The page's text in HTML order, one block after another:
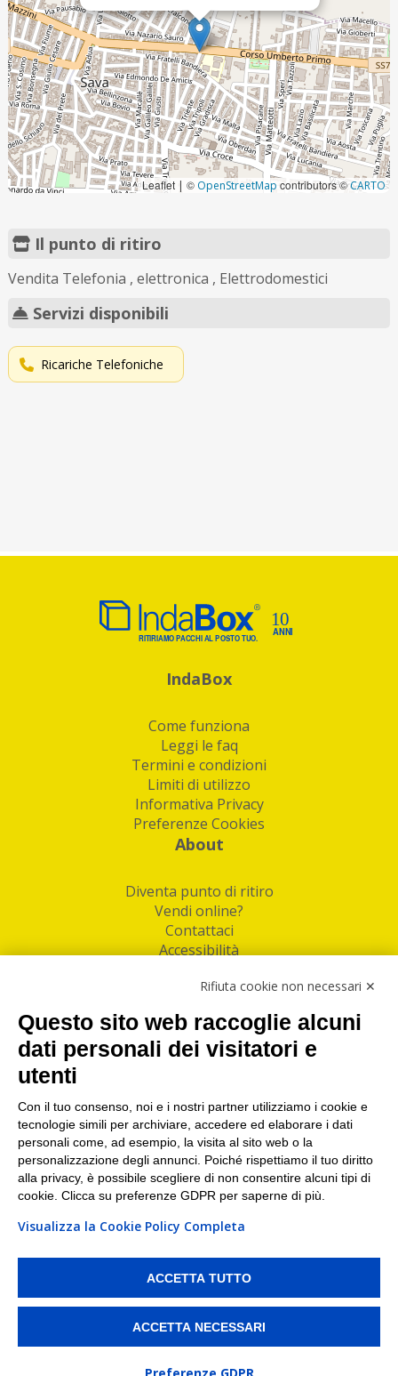
Leaflet | © OpenStreetMap contributors ©CARTO
Il punto di ritiro
Vendita Telefonia , elettronica , Elettrodomestici
Servizi disponibili
Ricariche Telefoniche
IndaBox
Come funziona
Leggi le faq
Termini e condizioni
Limiti di utilizzo
Informativa Privacy
Preferenze Cookies
About
Diventa punto di ritiro
Vendi online?
Contattaci
Accessibilità
Facebook
Linkedin
I nostri punti di ritiro e spedizione pacchi nelle
maggiori città italiane
Torino|Milano|Roma|Bologna|Firenze| Genova
Napoli|Varese
PI/CF/N°Iscr.: 10821360012 | REA: RM 1494760 | Cap.Soc.: 50.000€ |
Whistleblowing|Privacy |Preferenze Cookies
ritirare i tuoi acquisti online e spedire i tuoi pacchi.
Rifiuta cookie non necessari ✕
Questo sito web raccoglie alcuni
dati personali dei visitatori e
utenti
Con il tuo consenso, noi e i nostri partner utilizziamo i cookie e
tecnologie simili per archiviare, accedere ed elaborare i dati
personali come, ad esempio, la visita al sito web o la
personalizzazione degli annunci. Poiché rispettiamo il tuo diritto
alla privacy, è possibile scegliere di non consentire alcuni tipi di
cookie. Clicca su preferenze GDPR per saperne di più.
Visualizza la Cookie Policy Completa
ACCETTA TUTTO
ACCETTA NECESSARI